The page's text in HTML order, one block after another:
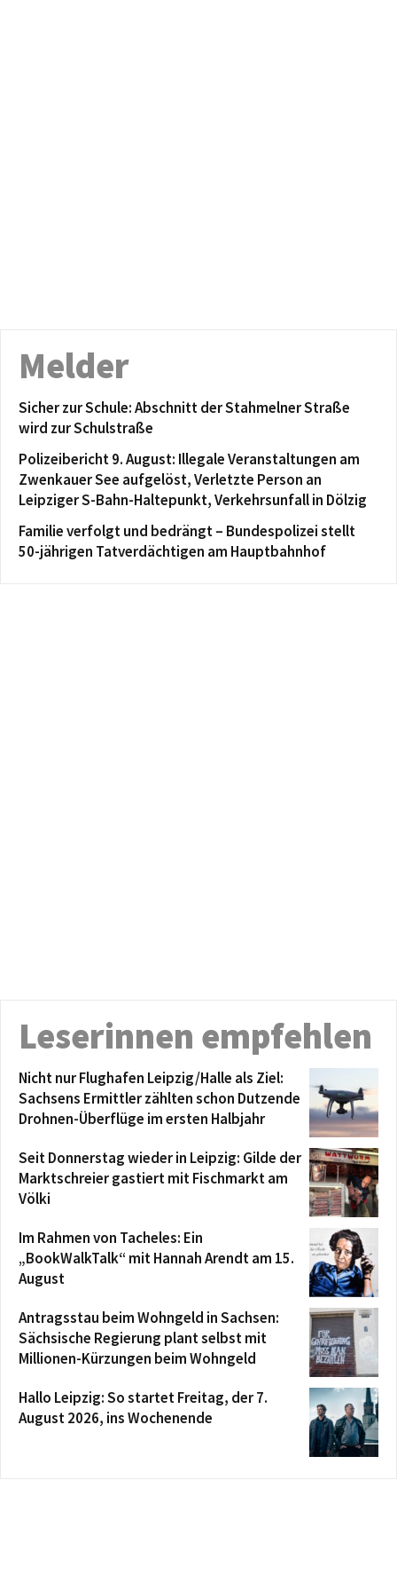
Melder
Sicher zur Schule: Abschnitt der Stahmelner Straße
wird zur Schulstraße
Polizeibericht 9. August: Illegale Veranstaltungen am
Zwenkauer See aufgelöst, Verletzte Person an
Leipziger S-Bahn-Haltepunkt, Verkehrsunfall in Dölzig
Familie verfolgt und bedrängt – Bundespolizei stellt
50-jährigen Tatverdächtigen am Hauptbahnhof
Leserinnen empfehlen
Nicht nur Flughafen Leipzig/Halle als Ziel:
Sachsens Ermittler zählten schon Dutzende
Drohnen-Überflüge im ersten Halbjahr
Seit Donnerstag wieder in Leipzig: Gilde der
Marktschreier gastiert mit Fischmarkt am
Völki
Im Rahmen von Tacheles: Ein
„BookWalkTalk“ mit Hannah Arendt am 15.
August
Antragsstau beim Wohngeld in Sachsen:
Sächsische Regierung plant selbst mit
Millionen-Kürzungen beim Wohngeld
Hallo Leipzig: So startet Freitag, der 7.
August 2026, ins Wochenende